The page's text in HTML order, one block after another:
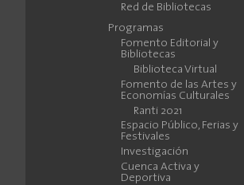
Red de Bibliotecas
Programas
Fomento Editorial y
Bibliotecas
Biblioteca Virtual
Fomento de las Artes y
Economías Culturales
Ranti 2021
Espacio Público, Ferias y
Festivales
Investigación
Cuenca Activa y
Deportiva